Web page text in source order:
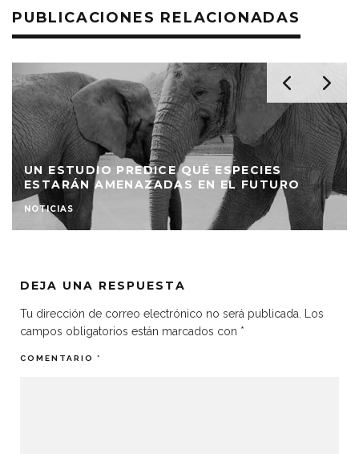
PUBLICACIONES RELACIONADAS
UN ESTUDIO PREDICE QUÉ ESPECIES
ESTARÁN AMENAZADAS EN EL FUTURO
NOTICIAS
DEJA UNA RESPUESTA
Tu dirección de correo electrónico no será publicada.
Los
campos obligatorios están marcados con *
COMENTARIO *